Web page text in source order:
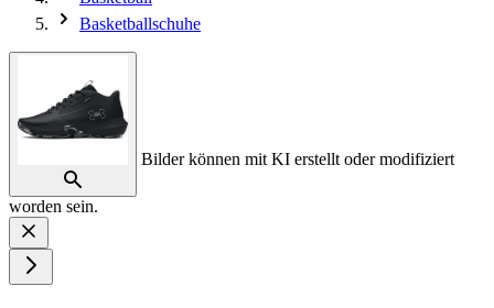
Basketballschuhe
Bilder können mit KI erstellt oder modifiziert
worden sein.